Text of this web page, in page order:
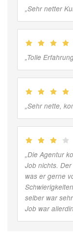
„Sehr netter
„Tolle
„Sehr nette,
„Die Agentur
Job nichts.
was er gerne
selber war
Job war